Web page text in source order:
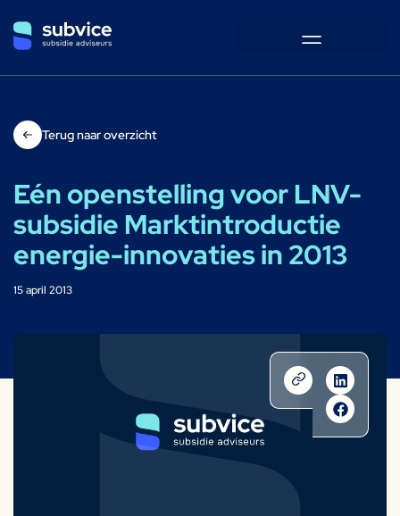
Terug naar overzicht
Eén openstelling voor LNV-
subsidie Marktintroductie
energie-innovaties in 2013
15 april 2013